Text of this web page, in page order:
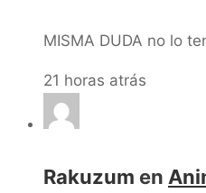
MISMA DUDA no lo
21 horas atrás
Rakuzum en